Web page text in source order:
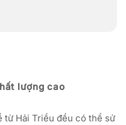
lượng cao
Hải Triều đều có thể sử